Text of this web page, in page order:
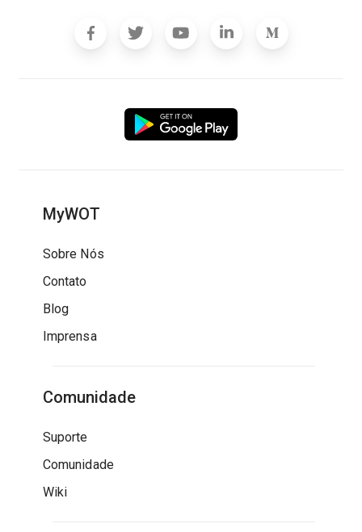
MyWOT
Sobre Nós
Contato
Blog
Imprensa
Comunidade
Suporte
Comunidade
Wiki